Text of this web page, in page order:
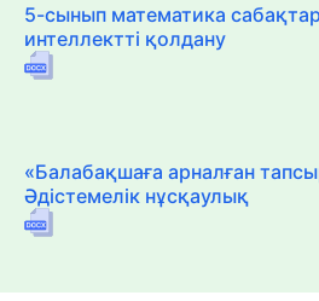
5-сынып математика
интеллектті қолдану
«Балабақшаға арналған
Әдістемелік нұсқаулық